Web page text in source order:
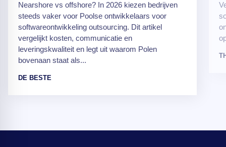
Nearshore vs offshore? In 2026 kiezen bedrijven
steeds vaker voor Poolse ontwikkelaars voor
softwareontwikkeling outsourcing. Dit artikel
vergelijkt kosten, communicatie en
leveringskwaliteit en legt uit waarom Polen
bovenaan staat als...
DE BESTE